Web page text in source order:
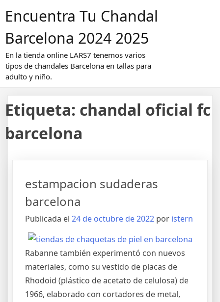
Encuentra Tu Chandal
Barcelona 2024 2025
En la tienda online LARS7 tenemos varios
tipos de chandales Barcelona en tallas para
adulto y niño.
Etiqueta: chandal oficial fc
barcelona
estampacion sudaderas
barcelona
Publicada el 24 de octubre de 2022 por istern
Rabanne también experimentó con nuevos
materiales, como su vestido de placas de
Rhodoid (plástico de acetato de celulosa) de
1966, elaborado con cortadores de metal,